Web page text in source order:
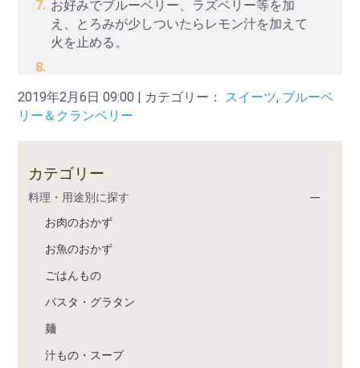
お好みでブルーベリー、ラズベリー等を加
え、とろみが少しついたらレモン汁を加えて
火を止める。
2019年2月6日 09:00 | カテゴリー： スイーツ, ブルーベ
リー＆クランベリー
カテゴリー
料理・用途別に探す
お肉のおかず
お魚のおかず
ごはんもの
パスタ・グラタン
麺
汁もの・スープ